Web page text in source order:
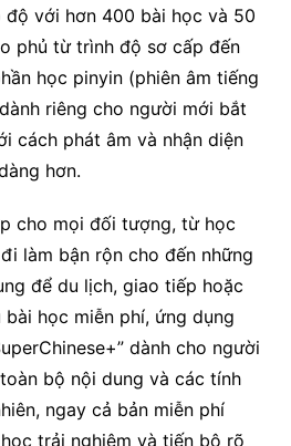
với hơn 400 bài học và 50
phủ từ trình độ sơ cấp đến
học pinyin (phiên âm tiếng
riêng cho người mới bắt
cách phát âm và nhận diện
hơn.
cho mọi đối tượng, từ học
làm bận rộn cho đến những
để du lịch, giao tiếp hoặc
học miễn phí, ứng dụng
dành cho người
bộ nội dung và các tính
ngay cả bản miễn phí
trải nghiệm và tiến bộ rõ